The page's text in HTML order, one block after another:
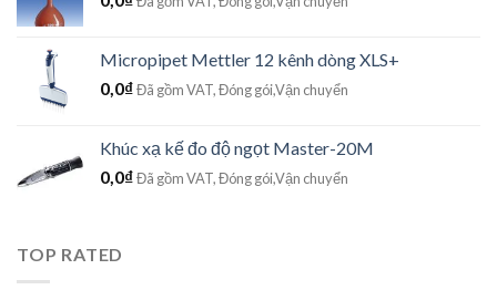
Micropipet Mettler 12 kênh dòng XLS+
0,0₫Đã gồm VAT, Đóng gói,Vận chuyển
Khúc xạ kế đo độ ngọt Master-20M
0,0₫Đã gồm VAT, Đóng gói,Vận chuyển
TOP RATED